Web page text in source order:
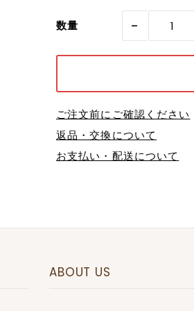
数量 -
ご注文前にご確認ください
返品・交換について
お支払い・配送について
ABOUT US